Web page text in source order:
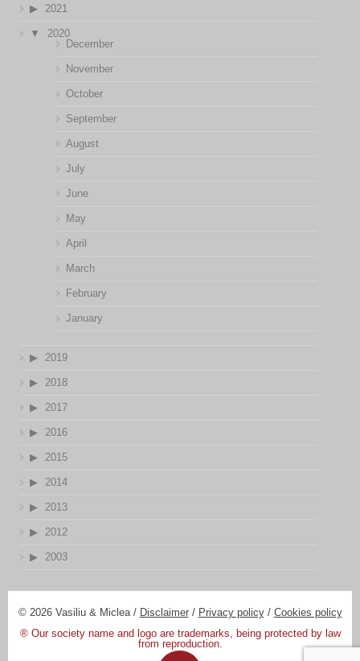
2021
2020
December
November
October
September
August
July
June
May
April
March
February
January
2019
2018
2017
2016
2015
2014
2013
2012
2003
© 2026 Vasiliu & Miclea / Disclaimer/ Privacy policy/ Cookies policy
® Our society name and logo are trademarks, being protected by law
from reproduction.